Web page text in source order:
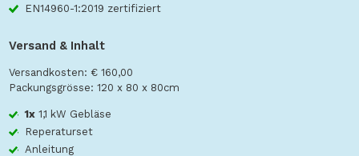
EN14960-1:2019 zertifiziert
Versand & Inhalt
Versandkosten: € 160,00
Packungsgrösse: 120 x 80 x 80cm
1x1,1 kW Gebläse
Reperaturset
Anleitung